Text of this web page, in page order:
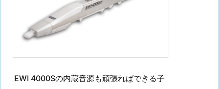
EWI 4000Sの内蔵音源も頑張ればできる子